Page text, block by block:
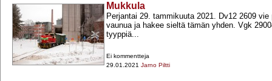
Mukkula
Perjantai 29. tammikuuta 2021. Dv12 2609
vaunua ja hakee sieltä tämän yhden. Vgk
tyyppiä...
Ei kommentteja
29.01.2021 Jarno Piltti